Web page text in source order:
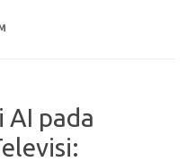
AI pada